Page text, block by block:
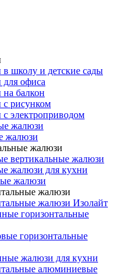
школу и детские сады
офиса
балкон
рисунком
электроприводом
жалюзи
жалюзи
жалюзи
вертикальные жалюзи
жалюзи для кухни
жалюзи
жалюзи
жалюзи Изолайт
горизонтальные
горизонтальные
жалюзи для кухни
алюминиевые